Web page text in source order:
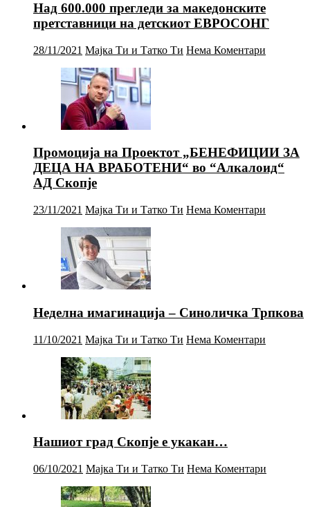
Над 600.000 прегледи за македонските
претставници на детскиот ЕВРОСОНГ
28/11/2021 Мајка Ти и Татко Ти Нема Коментари
Промоција на Проектот „БЕНЕФИЦИИ ЗА
ДЕЦА НА ВРАБОТЕНИ“ во “Алкалоид“
АД Скопје
23/11/2021 Мајка Ти и Татко Ти Нема Коментари
Неделна имагинација – Синоличка Трпкова
11/10/2021 Мајка Ти и Татко Ти Нема Коментари
Нашиот град Скопје е укакан…
06/10/2021 Мајка Ти и Татко Ти Нема Коментари